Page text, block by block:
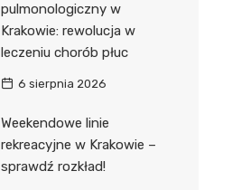
pulmonologiczny w
Krakowie: rewolucja w
leczeniu chorób płuc
6 sierpnia 2026
Weekendowe linie
rekreacyjne w Krakowie –
sprawdź rozkład!